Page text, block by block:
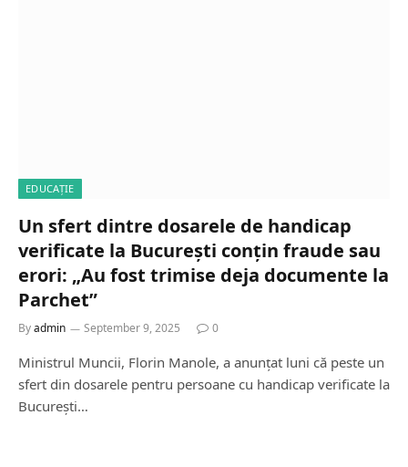
EDUCAȚIE
Un sfert dintre dosarele de handicap
verificate la București conțin fraude sau
erori: „Au fost trimise deja documente la
Parchet”
Byadmin September 9, 2025 0
Ministrul Muncii, Florin Manole, a anunțat luni că peste un
sfert din dosarele pentru persoane cu handicap verificate la
București…